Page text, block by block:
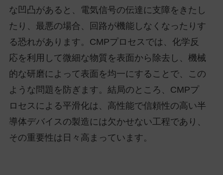
な凹凸があると、電気信号の伝達に支障をきたし
たり、最悪の場合、回路が機能しなくなったりす
る恐れがあります。CMPプロセスでは、化学反
応を利用して微細な物質を表面から除去し、機械
的な研磨によって表面を均一にすることで、この
ような問題を防ぎます。結局のところ、CMPプ
ロセスによる平滑化は、高性能で信頼性の高い半
導体デバイスの製造には欠かせない工程であり、
その重要性は日々高まっています。